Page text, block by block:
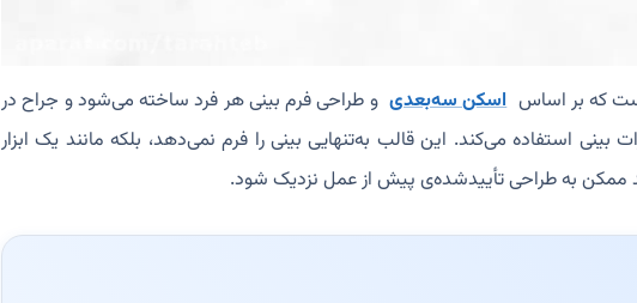
که بر اساس اسکن سه‌بعدی و طراحی فرم بینی هر فرد ساخته می‌شود و جراح در
بینی استفاده می‌کند. این قالب به‌تنهایی بینی را فرم نمی‌دهد، بلکه مانند یک ابزار
ممکن به طراحی تأییدشده‌ی پیش از عمل نزدیک شود.